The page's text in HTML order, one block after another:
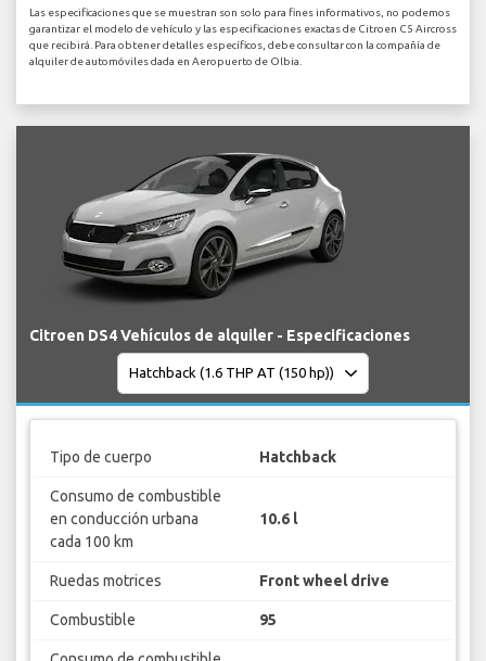
Las especificaciones que se muestran son solo para fines informativos, no podemos
garantizar el modelo de vehículo y las especificaciones exactas de Citroen C5 Aircross
que recibirá. Para obtener detalles específicos, debe consultar con la compañía de
alquiler de automóviles dada en Aeropuerto de Olbia.
Citroen DS4 Vehículos de alquiler - Especificaciones
Tipo de cuerpo Hatchback
Consumo de combustible
en conducción urbana
cada 100 km
10.6 l
Ruedas motrices Front wheel drive
Combustible 95